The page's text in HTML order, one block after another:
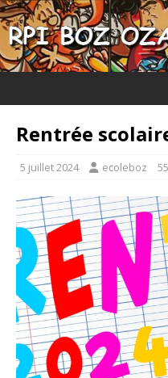
Rentrée
5 juillet 2024 ecoleboz